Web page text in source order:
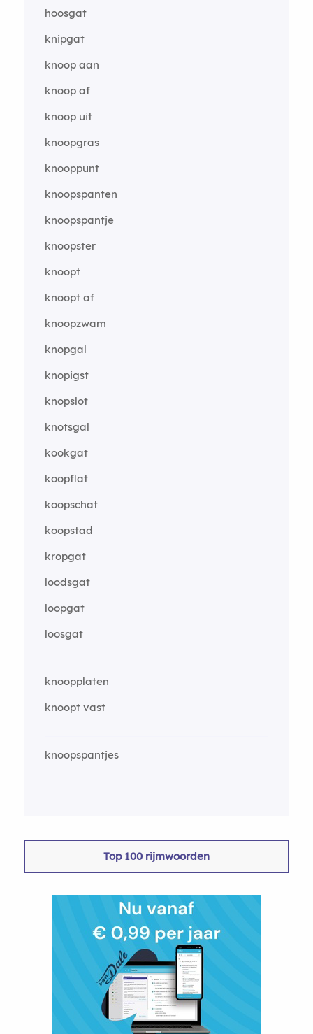
hoosgat
knipgat
knoop aan
knoop af
knoop uit
knoopgras
knooppunt
knoopspanten
knoopspantje
knoopster
knoopt
knoopt af
knoopzwam
knopgal
knopigst
knopslot
knotsgal
kookgat
koopflat
koopschat
koopstad
kropgat
loodsgat
loopgat
loosgat
knoopplaten
knoopt vast
knoopspantjes
Top 100 rijmwoorden